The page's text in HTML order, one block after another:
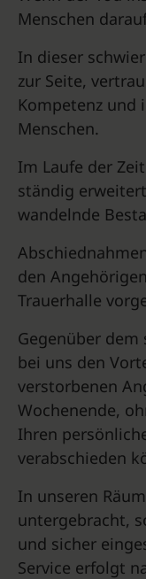
Menschen
In dieser
zur Seite,
Kompetenz und
Menschen.
Im Laufe der
ständig
wandelnde
den
Trauerhalle
Gegenüber dem
bei uns den
verstorbenen
Wochenende,
Ihren
verabschieden
In unseren
untergebracht,
und sicher
Service erfolgt